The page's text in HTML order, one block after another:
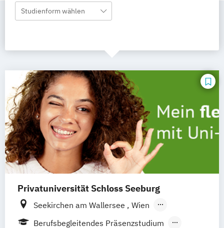
Studienform wählen
Privatuniversität Schloss Seeburg
Seekirchen am Wallersee
Wien
Innsbruck Graz Linz Südtirol
Berufsbegleitendes Präsenzstudium